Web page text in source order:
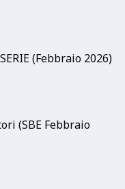
(Febbraio 2026)
(SBE Febbraio